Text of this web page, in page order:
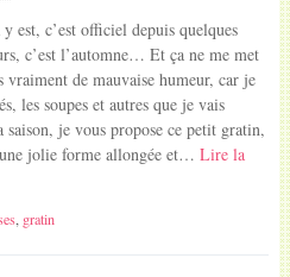
y est, c’est officiel depuis quelques
c’est l’automne… Et ça ne me met
vraiment de mauvaise humeur, car je
les soupes et autres que je vais
je vous propose ce petit gratin,
jolie forme allongée et… Lire la
, gratin